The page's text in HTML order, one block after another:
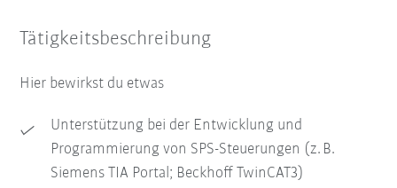
Tätigkeitsbeschreibung
Hier bewirkst du etwas
Unterstützung bei der Entwicklung und
Programmierung von SPS-Steuerungen (z. B.
Siemens TIA Portal; Beckhoff TwinCAT3)